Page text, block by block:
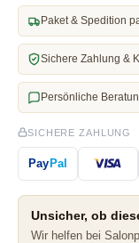
Paket & Spedition
Sichere Zahlung &
Persönliche
SICHERE ZAHLUNG
PayPal
Unsicher, ob
Wir helfen bei